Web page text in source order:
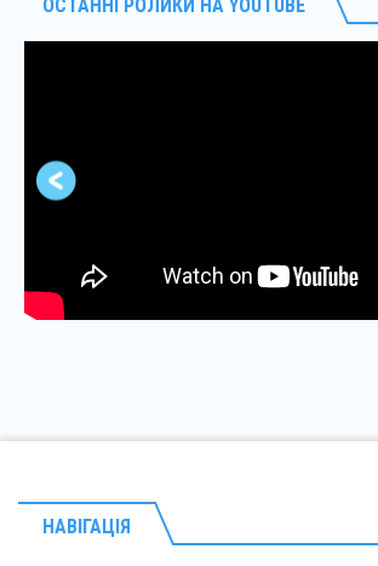
ОСТАННІ РОЛИКИ НА YOUTUBE
НАВІГАЦІЯ